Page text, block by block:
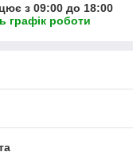
з 09:00 до 18:00
графік роботи